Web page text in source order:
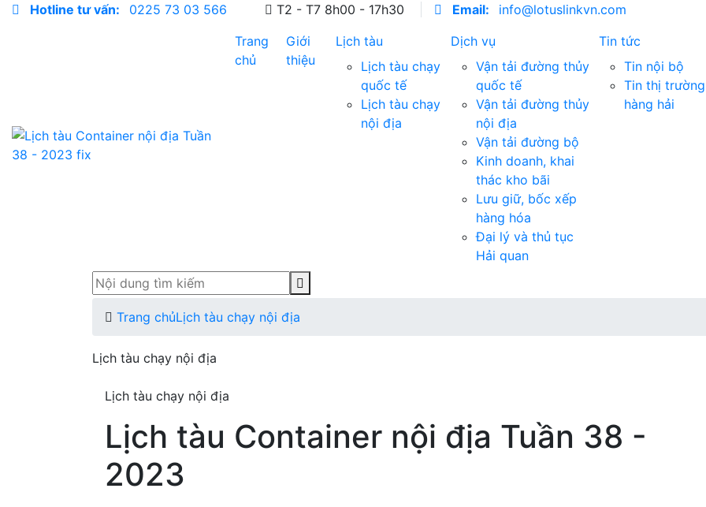
Hotline tư vấn: 0225 73 03 566 T2 - T7 8h00 - 17h30 Email:
info@lotuslinkvn.com
Trang
chủ
Giới
thiệu
Lịch tàu
Lịch tàu chạy
quốc tế
Lịch tàu chạy
nội địa
Dịch vụ
Vận tải đường thủy
quốc tế
Vận tải đường thủy
nội địa
Vận tải đường bộ
Kinh doanh, khai
thác kho bãi
Lưu giữ, bốc xếp
hàng hóa
Đại lý và thủ tục
Hải quan
Tin tức
Tin nội bộ
Tin thị trường
hàng hải
Trang chủLịch tàu chạy nội địa
Lịch tàu chạy nội địa
Lịch tàu chạy nội địa
Lịch tàu Container nội địa Tuần 38 -
2023